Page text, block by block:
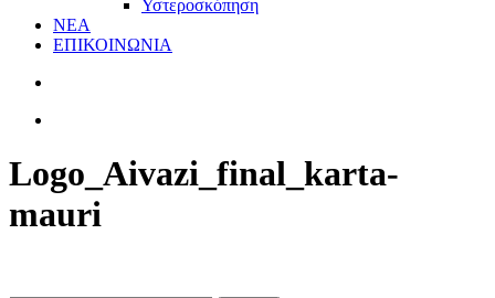
Υστεροσκόπηση
ΝΕΑ
ΕΠΙΚΟΙΝΩΝΙΑ
Logo_Aivazi_final_karta-
mauri